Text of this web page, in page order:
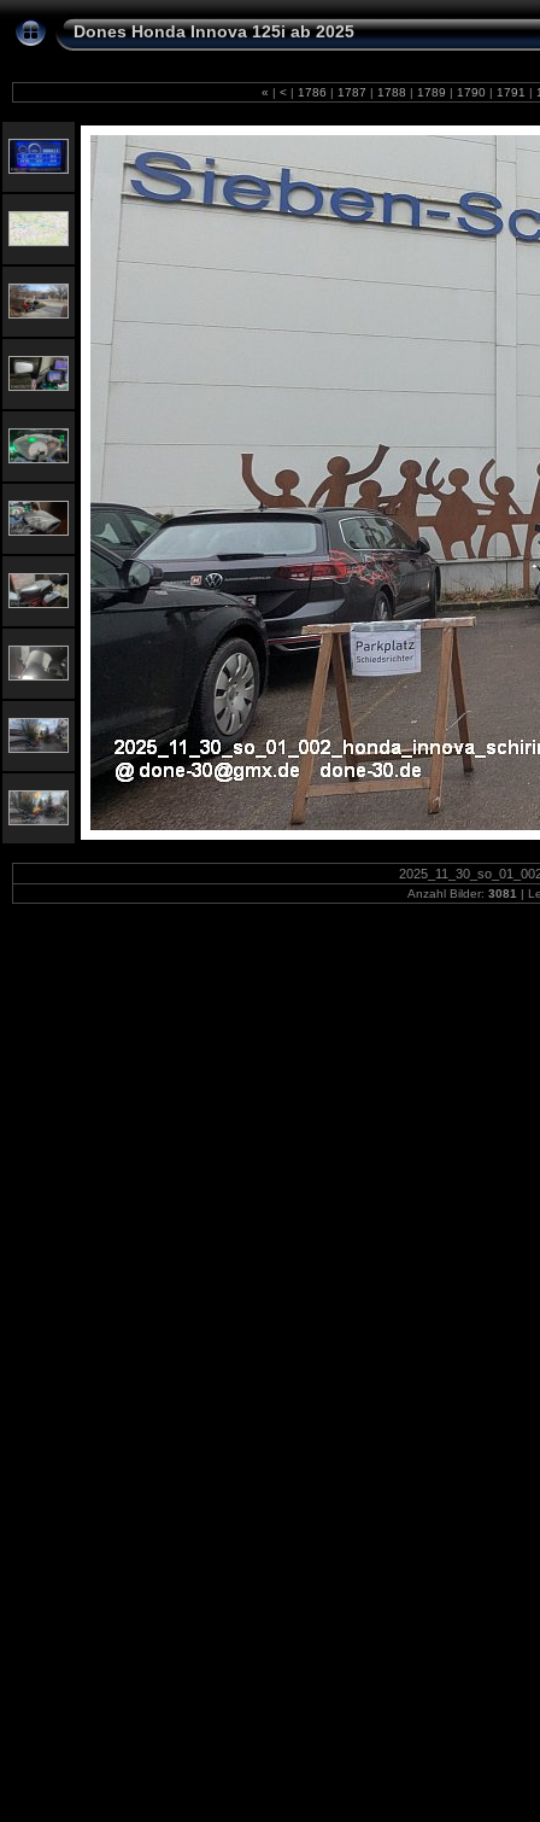
Dones Honda Innova 125i ab 2025
« | < | 1786 | 1787 | 1788 | 1789 | 1790 | 1791 |
Anzahl Bilder:3081 |